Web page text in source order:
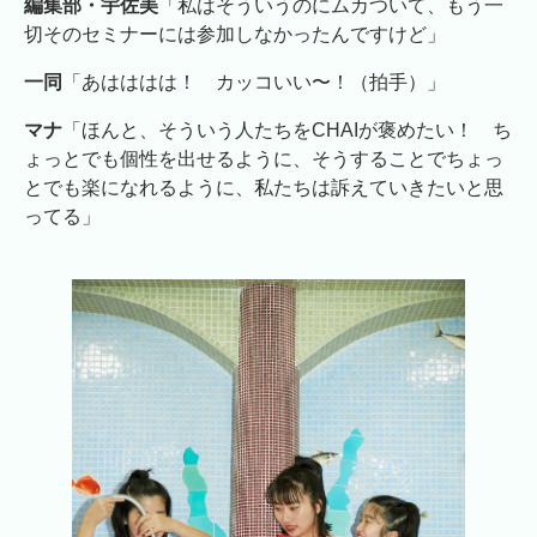
編集部・宇佐美 「私はそういうのにムカついて、もう一
切そのセミナーには参加しなかったんですけど」
一同 「あはははは！ カッコいい〜！（拍手）」
マナ 「ほんと、そういう人たちをCHAIが褒めたい！ ち
ょっとでも個性を出せるように、そうすることでちょっ
とでも楽になれるように、私たちは訴えていきたいと思
ってる」